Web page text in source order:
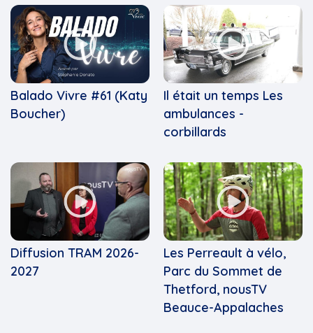
Balado Vivre #61 (Katy
Boucher)
Il était un temps Les
ambulances -
corbillards
Diffusion TRAM 2026-
2027
Les Perreault à vélo,
Parc du Sommet de
Thetford, nousTV
Beauce-Appalaches